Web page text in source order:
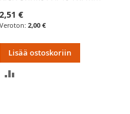
2,51 €
2,00 €
Lisää ostoskoriin